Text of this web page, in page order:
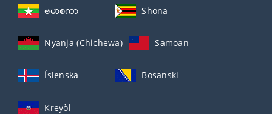
ဗမာစကာ Shona
Nyanja (Chichewa) Samoan
Íslenska Bosanski
Kreyòl